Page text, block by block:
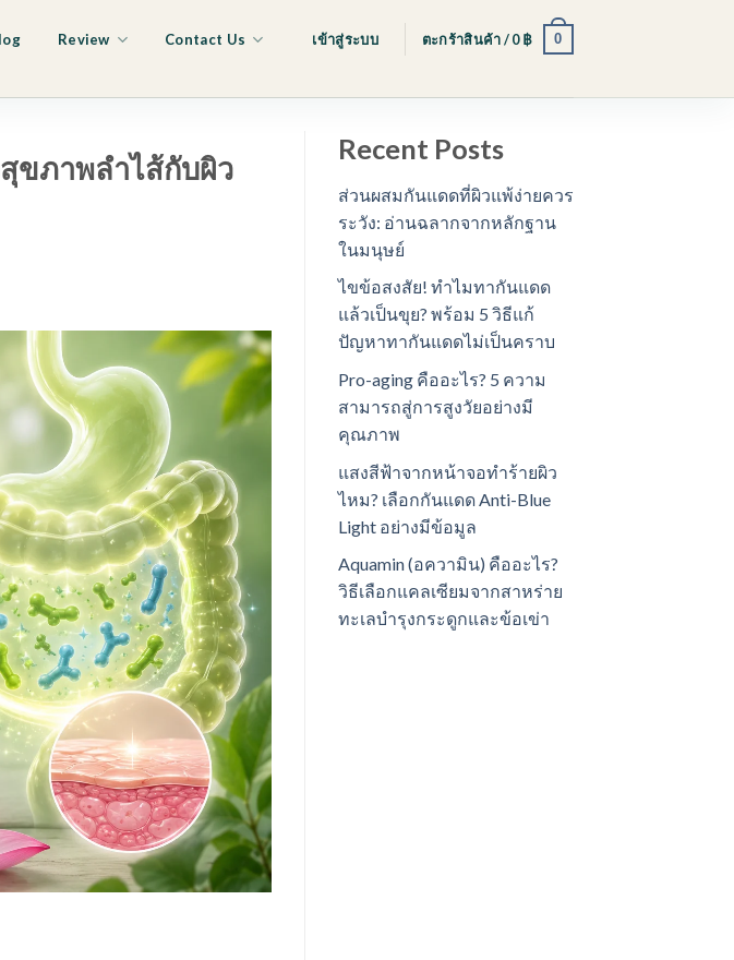
Review Contact Us เข้าสู่ระบบ ตะกร้าสินค้า /0฿ 0
ขภาพลำไส้กับผิว
Recent Posts
ส่วนผสมกันแดดที่ผิวแพ้ง่ายควร
ระวัง: อ่านฉลากจากหลักฐาน
ในมนุษย์
ไขข้อสงสัย! ทำไมทากันแดด
แล้วเป็นขุย? พร้อม 5 วิธีแก้
ปัญหาทากันแดดไม่เป็นคราบ
Pro-aging คืออะไร? 5 ความ
สามารถสู่การสูงวัยอย่างมี
คุณภาพ
แสงสีฟ้าจากหน้าจอทำร้ายผิว
ไหม? เลือกกันแดด Anti-Blue
Light อย่างมีข้อมูล
Aquamin (อความิน) คืออะไร?
วิธีเลือกแคลเซียมจากสาหร่าย
ทะเลบำรุงกระดูกและข้อเข่า